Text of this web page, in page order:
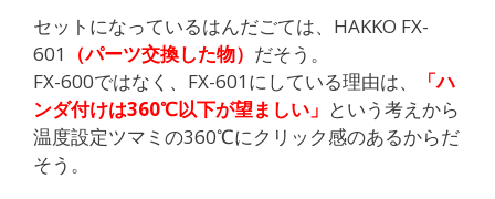
セットになっているはんだごては、HAKKO FX-
601
（パーツ交換した物） だそう。
FX-600ではなく、FX-601にしている理由は、
「ハ
ンダ付けは360℃以下が望ましい」 という考えから
温度設定ツマミの360℃にクリック感のあるからだ
そう。